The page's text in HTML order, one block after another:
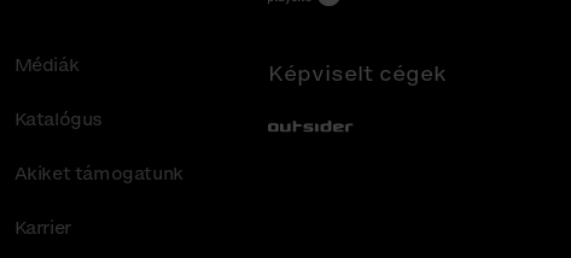
Médiák
Katalógus
Akiket támogatunk
Karrier
Képviselt cégek
Out-Sider